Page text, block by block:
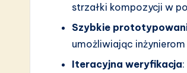
strzałki kompozycji w
Szybkie
umożliwiając
Iteracyjna weryfikacja